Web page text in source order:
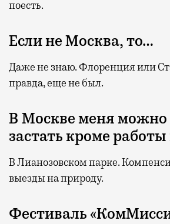
поесть.
Если не Москва, то…
Даже не знаю. Флоренция или
правда, еще не был.
В Москве меня можно
застать кроме
В Лианозовском парке.
выезды на природу.
Фестиваль